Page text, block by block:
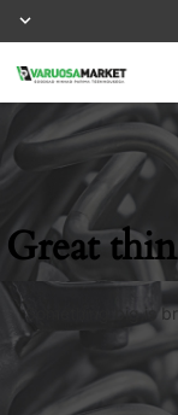
Great
Something big is